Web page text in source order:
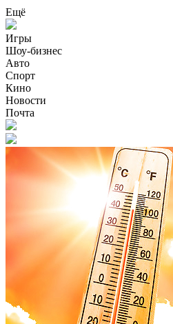
Ещё
Игры
Шоу-бизнес
Авто
Спорт
Кино
Новости
Почта